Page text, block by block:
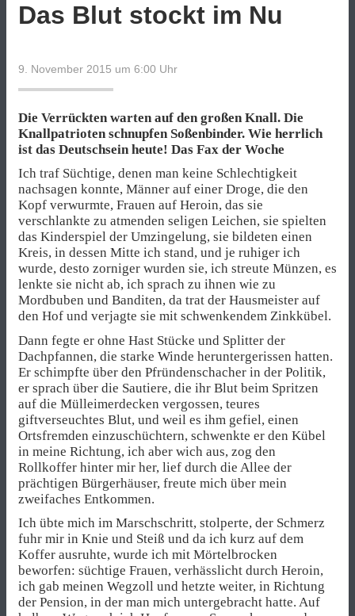
Das Blut stockt im Nu
9. November 2015 um 6:00 Uhr
Die Verrückten warten auf den großen Knall. Die
Knallpatrioten schnupfen Soßenbinder. Wie herrlich
ist das Deutschsein heute! Das Fax der Woche
Ich traf Süchtige, denen man keine Schlechtigkeit
nachsagen konnte, Männer auf einer Droge, die den
Kopf verwurmte, Frauen auf Heroin, das sie
verschlankte zu atmenden seligen Leichen, sie spielten
das Kinderspiel der Umzingelung, sie bildeten einen
Kreis, in dessen Mitte ich stand, und je ruhiger ich
wurde, desto zorniger wurden sie, ich streute Münzen, es
lenkte sie nicht ab, ich sprach zu ihnen wie zu
Mordbuben und Banditen, da trat der Hausmeister auf
den Hof und verjagte sie mit schwenkendem Zinkkübel.
Dann fegte er ohne Hast Stücke und Splitter der
Dachpfannen, die starke Winde heruntergerissen hatten.
Er schimpfte über den Pfründenschacher in der Politik,
er sprach über die Sautiere, die ihr Blut beim Spritzen
auf die Mülleimerdecken vergossen, teures
giftverseuchtes Blut, und weil es ihm gefiel, einen
Ortsfremden einzuschüchtern, schwenkte er den Kübel
in meine Richtung, ich aber wich aus, zog den
Rollkoffer hinter mir her, lief durch die Allee der
prächtigen Bürgerhäuser, freute mich über mein
zweifaches Entkommen.
Ich übte mich im Marschschritt, stolperte, der Schmerz
fuhr mir in Knie und Steiß und da ich kurz auf dem
Koffer ausruhte, wurde ich mit Mörtelbrocken
beworfen: süchtige Frauen, verhässlicht durch Heroin,
ich gab meinen Wegzoll und hetzte weiter, in Richtung
der Pension, in der man mich untergebracht hatte. Auf